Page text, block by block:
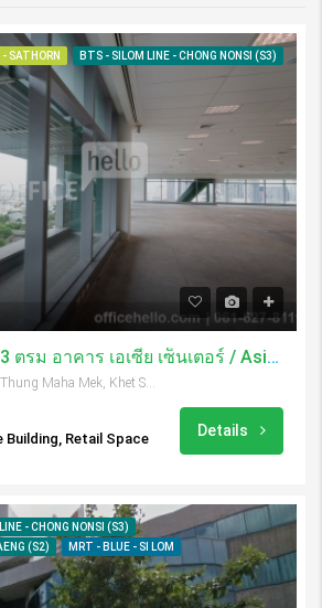
- SATHORN BTS - SILOM LINE - CHONG NONSI (S3)
เช่าออฟฟิศ 371.13 ตรม อาคาร เอเซีย เซ็นเตอร์ / Asia Center
Building, Retail Space
Details
- CHONG NONSI (S3)
(S2)
MRT - BLUE - SI LOM